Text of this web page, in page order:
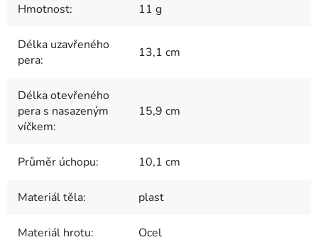
Hmotnost: 11 g
Délka uzavřeného
pera: 13,1 cm
Délka otevřeného
pera s nasazeným
víčkem:
15,9 cm
Průměr úchopu: 10,1 cm
Materiál těla: plast
Materiál hrotu: Ocel